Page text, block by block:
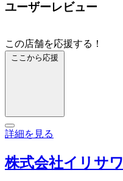
ユーザーレビュー
この店舗を応援する！
ここから応援
詳細を見る
株式会社イリサワ